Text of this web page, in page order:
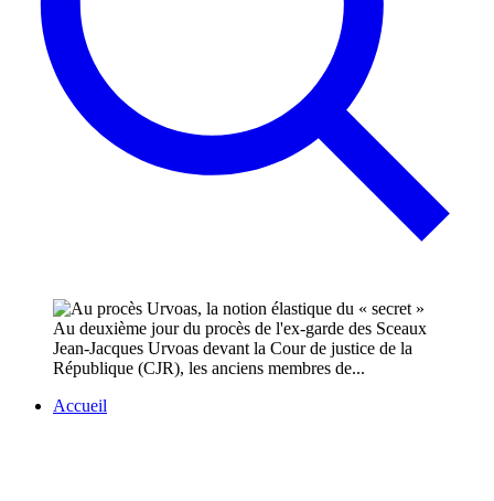
Au deuxième jour du procès de l'ex-garde des Sceaux
Jean-Jacques Urvoas devant la Cour de justice de la
République (CJR), les anciens membres de...
Accueil